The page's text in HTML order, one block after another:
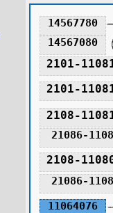
11064076
14567080
14567780
2101-
2101-
2108-
2108-
21086-
21086-